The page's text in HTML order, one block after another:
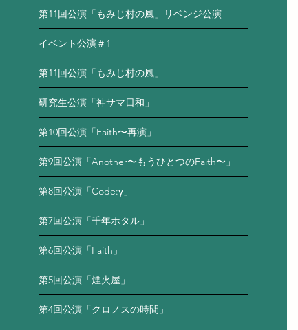
第11回公演「もみじ村の風」リベンジ公演
イベント公演＃1
第11回公演「もみじ村の風」
研究生公演「神サマ日和」
第10回公演「Faith〜再演」
第9回公演「Another〜もうひとつのFaith〜」
第8回公演「Code:γ」
第7回公演「千年ホタル」
第6回公演「Faith」
第5回公演「煙火屋」
第4回公演「クロノスの時間」